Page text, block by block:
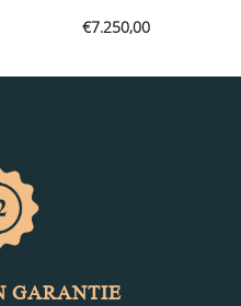
€7.250,00
GARANTIE